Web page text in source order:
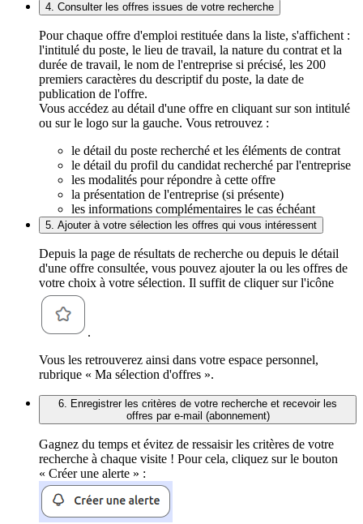
4. Consulter les offres issues de votre recherche
Pour chaque offre d'emploi restituée dans la liste, s'affichent :
l'intitulé du poste, le lieu de travail, la nature du contrat et la
durée de travail, le nom de l'entreprise si précisé, les 200
premiers caractères du descriptif du poste, la date de
publication de l'offre.
Vous accédez au détail d'une offre en cliquant sur son intitulé
ou sur le logo sur la gauche. Vous retrouvez :
le détail du poste recherché et les éléments de contrat
le détail du profil du candidat recherché par l'entreprise
les modalités pour répondre à cette offre
la présentation de l'entreprise (si présente)
les informations complémentaires le cas échéant
5. Ajouter à votre sélection les offres qui vous intéressent
Depuis la page de résultats de recherche ou depuis le détail
d'une offre consultée, vous pouvez ajouter la ou les offres de
votre choix à votre sélection. Il suffit de cliquer sur l'icône
.
Vous les retrouverez ainsi dans votre espace personnel,
rubrique « Ma sélection d'offres ».
6. Enregistrer les critères de votre recherche et recevoir les
offres par e-mail (abonnement)
Gagnez du temps et évitez de ressaisir les critères de votre
recherche à chaque visite ! Pour cela, cliquez sur le bouton
« Créer une alerte » :